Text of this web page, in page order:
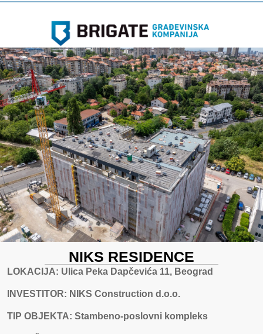
NIKS RESIDENCE
LOKACIJA: Ulica Peka Dapčevića 11, Beograd
INVESTITOR: NIKS Construction d.o.o.
TIP OBJEKTA: Stambeno-poslovni kompleks